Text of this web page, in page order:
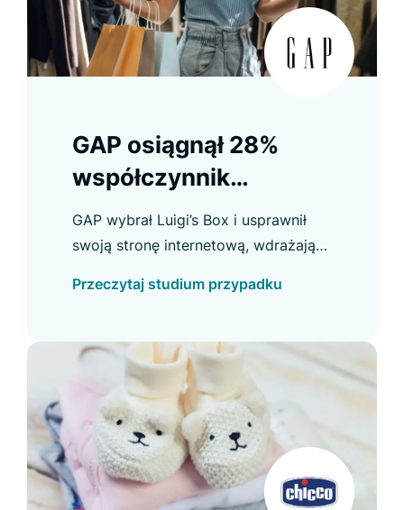
GAP osiągnął 28%
współczynnik
konwersji z
Recommendera
GAP wybrał Luigi’s Box i usprawnił
swoją stronę internetową, wdrażając
zwraca wyniki z wielu domen
Przeczytaj studium przypadku